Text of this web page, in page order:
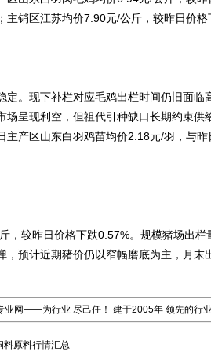
主销区江苏均价7.90元/公斤，较昨日价
。现下补栏对应毛鸡出栏时间仍旧面临
场呈现利空，但祖代引种缺口长期约束供
主产区山东白羽鸡苗均价2.18元/羽，与
较昨日价格下跌0.57%。规模猪场出栏
，预计近期猪价仍以窄幅磨底为主，月末
业网——为行业 尽己任！ 建于2005年 领先的行
原料行情汇总